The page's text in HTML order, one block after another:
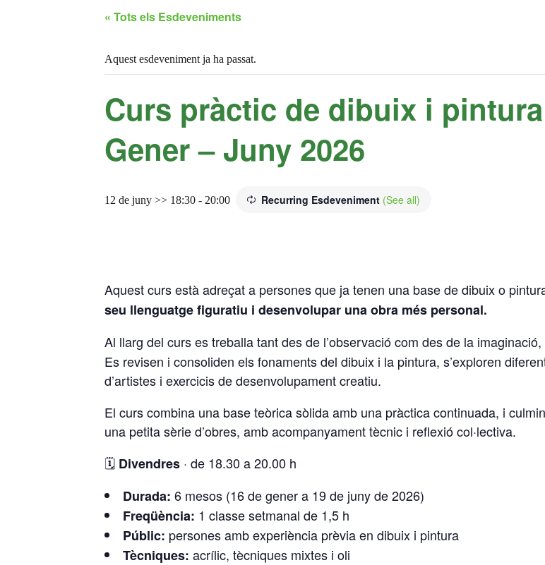
« Tots els Esdeveniments
Aquest esdeveniment ja ha passat.
Curs pràctic de dibuix i pintura
Gener – Juny 2026
12 de juny >> 18:30 - 20:00 Recurring Esdeveniment (See all)
Aquest curs està adreçat a persones que ja tenen una base de dibuix o
seu llenguatge figuratiu i desenvolupar una obra més personal.
Al llarg del curs es treballa tant des de l’observació com des de la
Es revisen i consoliden els fonaments del dibuix i la pintura, s’exploren
d’artistes i exercicis de desenvolupament creatiu.
El curs combina una base teòrica sòlida amb una pràctica continuada, i
una petita sèrie d’obres, amb acompanyament tècnic i reflexió col·lectiva.
🗓️ Divendres · de 18.30 a 20.00 h
Durada: 6 mesos (16 de gener a 19 de juny de 2026)
Freqüència: 1 classe setmanal de 1,5 h
Públic: persones amb experiència prèvia en dibuix i pintura
Tècniques: acrílic, tècniques mixtes i oli